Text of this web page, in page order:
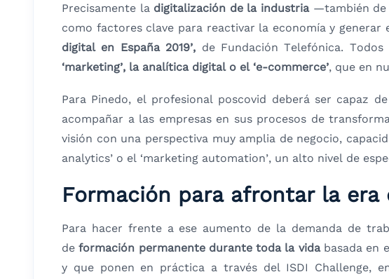
Precisamente la digitalización de la industria—también de
como factores clave para reactivar la economía y
digital en España 2019’, de Fundación Telefónica.
‘marketing’, la analítica digital o el ‘e-commerce’, que en
Para Pinedo, el profesional poscovid deberá ser capaz
acompañar a las empresas en sus procesos de
visión con una perspectiva muy amplia de negocio,
analytics’ o el ‘marketing automation’, un alto nivel de
Formación para afrontar la era
Para hacer frente a ese aumento de la demanda de
deformación permanente durante toda la vidabasada en
y que ponen en práctica a través del ISDI Challenge,